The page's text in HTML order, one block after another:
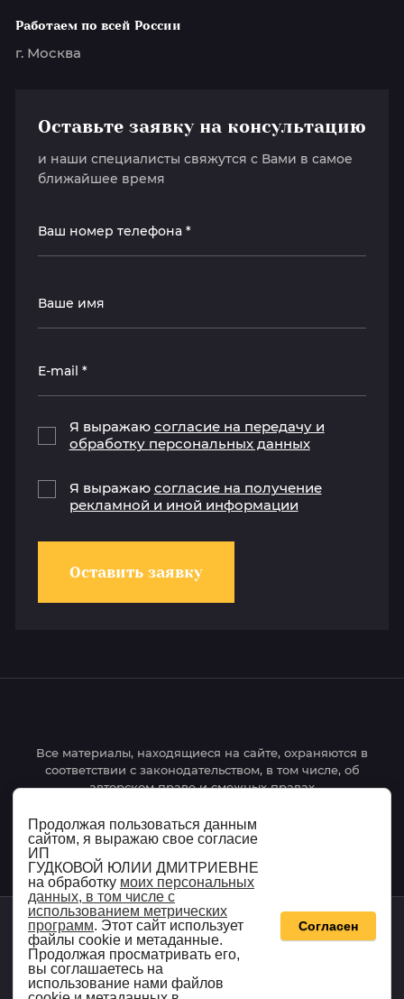
Работаем по всей России
г. Москва
Оставьте заявку на консультацию
и наши специалисты свяжутся с Вами в самое
ближайшее время
Я выражаю согласие на передачу и
обработку персональных данных
Я выражаю согласие на получение
рекламной и иной информации
Оставить заявку
Все материалы, находящиеся на сайте, охраняются в
соответствии с законодательством, в том числе, об
авторском праве и смежных правах
Политика обработки персональных данных
ИНСПЕКТУРА © 2024
Создать сайт
Продолжая пользоваться данным
сайтом, я выражаю свое согласие
ИП
ГУДКОВОЙ ЮЛИИ ДМИТРИЕВНЕ
на обработку моих персональных
данных, в том числе с
использованием метрических
программ. Этот сайт использует
файлы cookie и метаданные.
Продолжая просматривать его,
вы соглашаетесь на
использование нами файлов
Согласен